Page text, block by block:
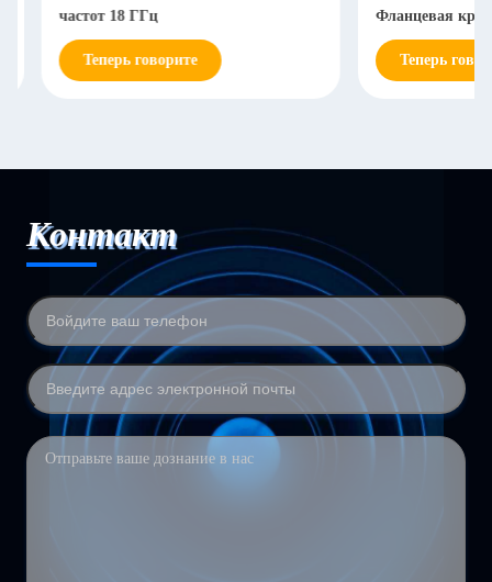
частот 18 ГГц
Теперь говорите
Фланцевая крепка
Теперь говорите
Контакт